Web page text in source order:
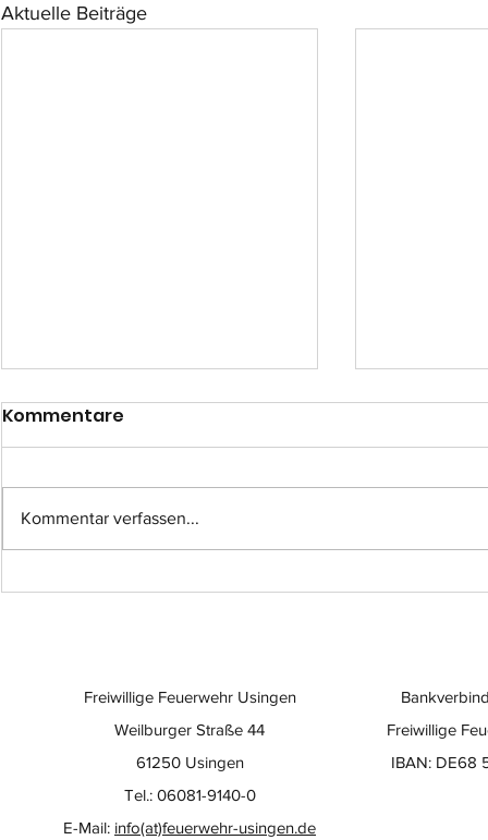
Aktuelle Beiträge
Einsatz-Nr.: 057
Kommentare
Kommentar verfassen...
Freiwillige
IBAN: DE68
Freiwillige Feuerwehr Usingen
Weilburger Straße 44
61250 Usingen
Tel.: 06081-9140-0
E-Mail: info(at)feuerwehr-usingen.de